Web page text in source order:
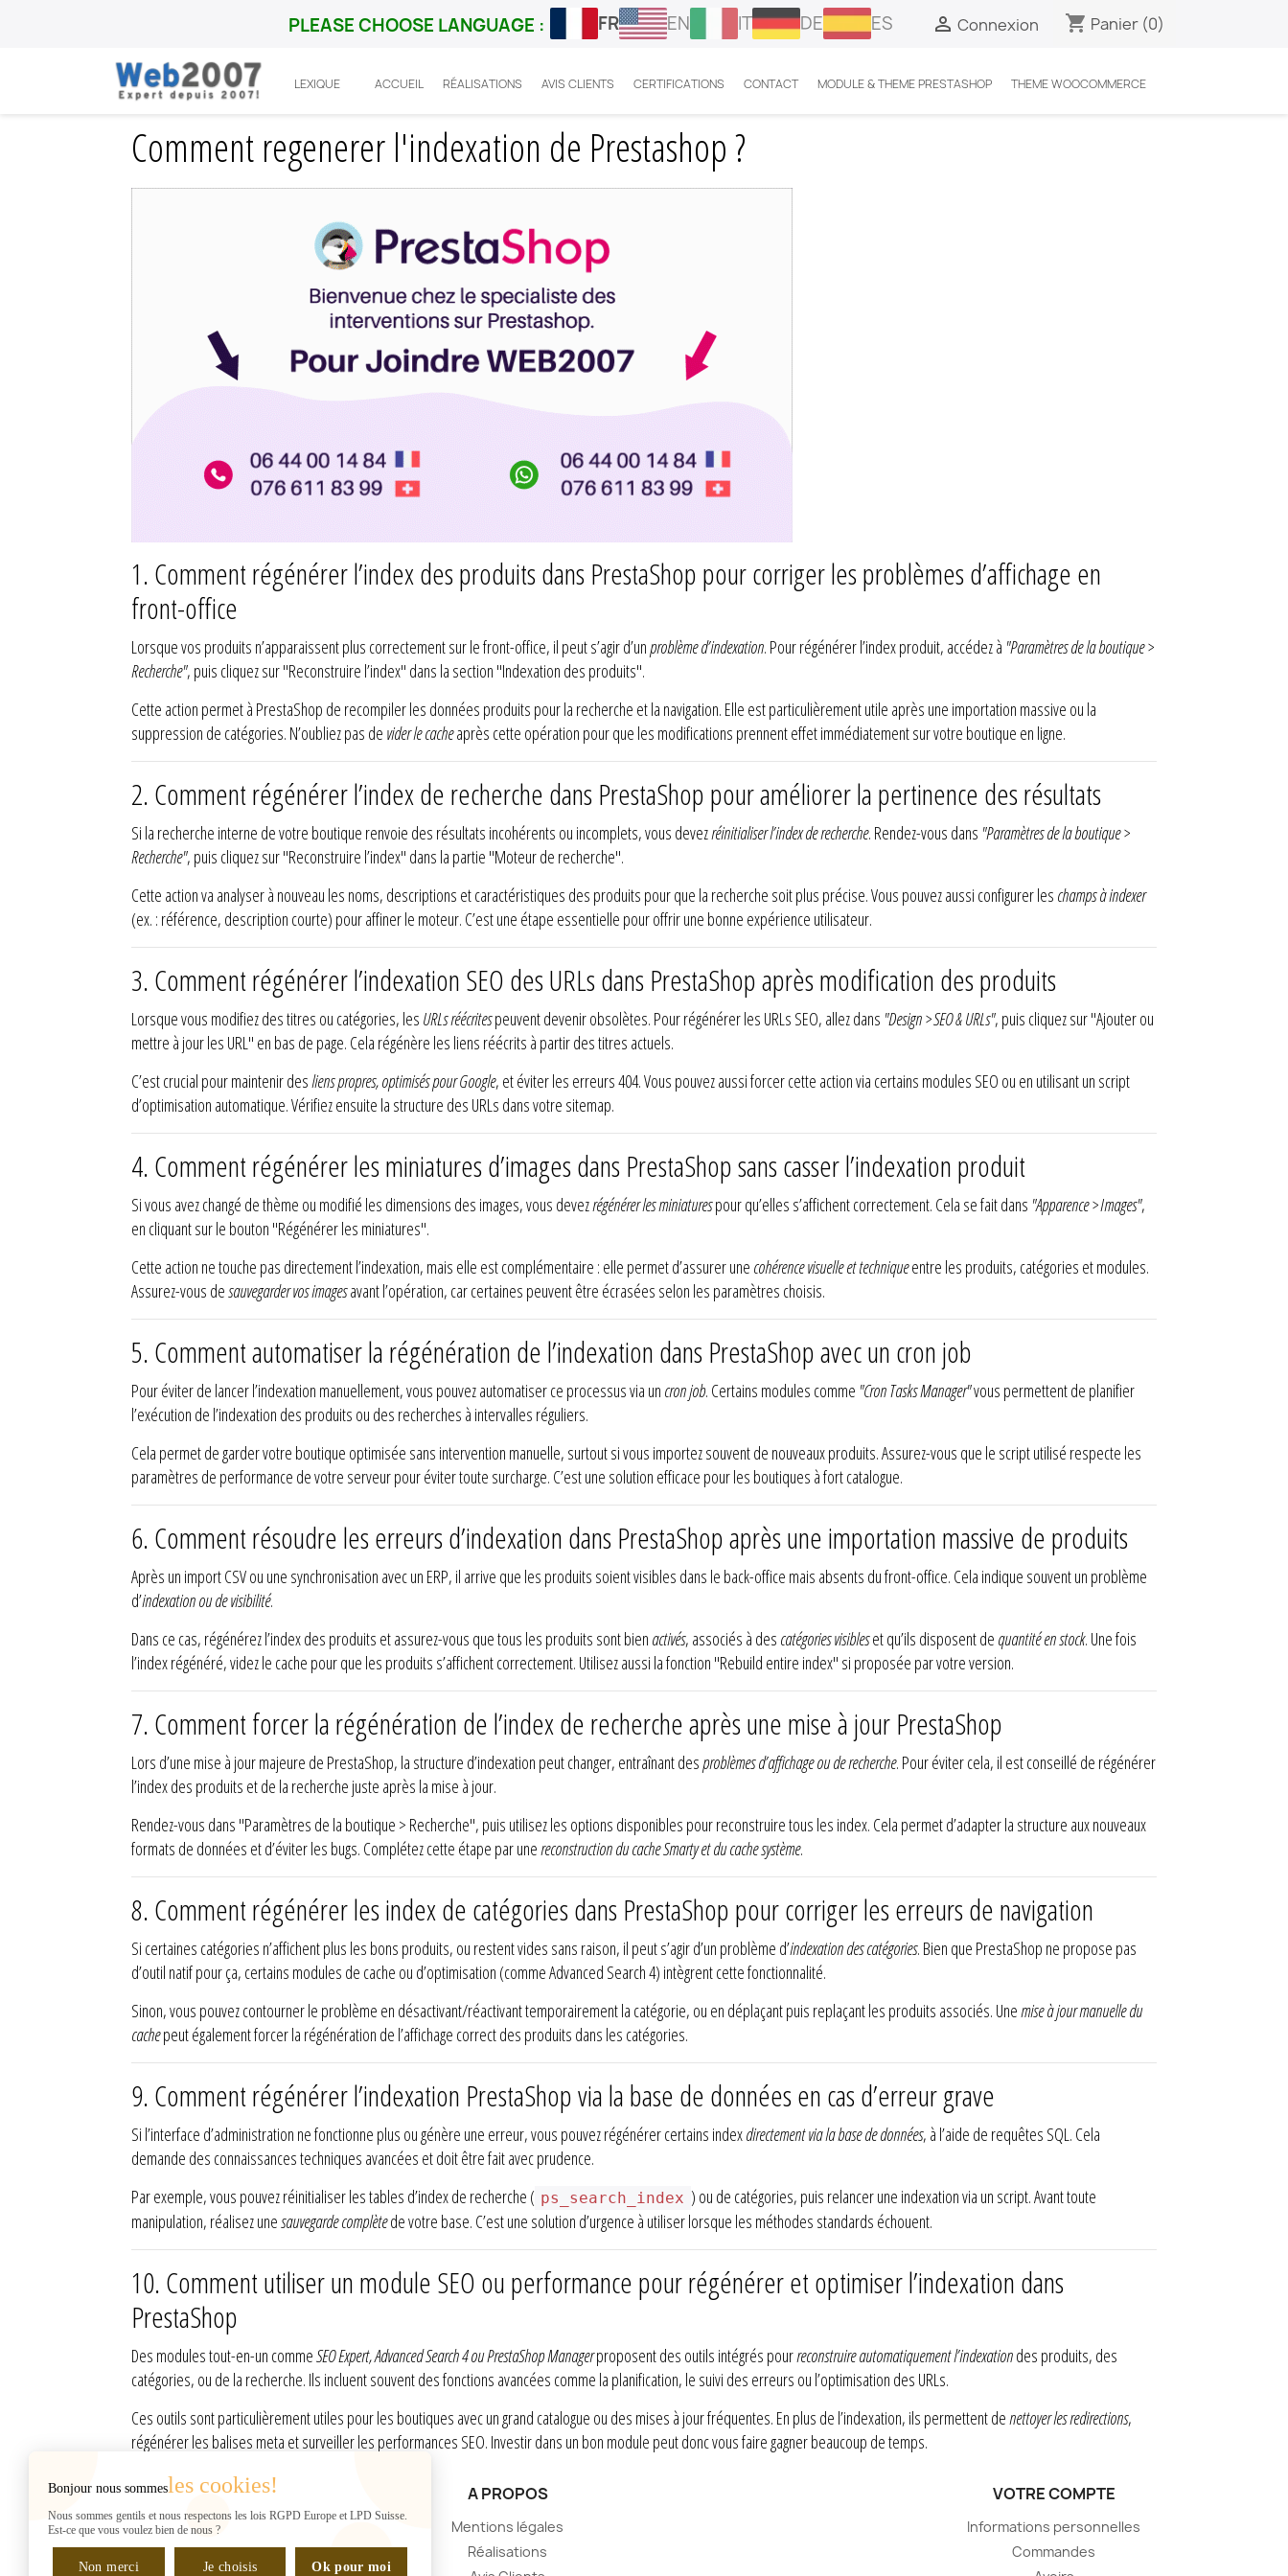
PLEASE CHOOSE LANGUAGE : FR EN IT DE ES  Connexion shopping_cart Panier (0)
LEXIQUE ACCUEIL RÉALISATIONS AVIS CLIENTS CERTIFICATIONS CONTACT MODULE & THEME PRESTASHOP THEME WOOCOMMERCE
Accueil Prestashop
Comment regenerer l'indexation de Prestashop ?
1.Comment régénérer l’index des produits dans PrestaShop pour corriger les problèmes d’affichage en
front-office
Lorsque vos produits n’apparaissent plus correctement sur le front-office, il peut s’agir d’unproblème d’indexation. Pour régénérer l’index produit, accédez à "Paramètres de la boutique >
Recherche", puis cliquez sur "Reconstruire l’index" dans la section "Indexation des produits".
Cette action permet à PrestaShop de recompiler les données produits pour la recherche et la navigation. Elle est particulièrement utile après une importation massive ou la
suppression de catégories. N’oubliez pas de vider le cacheaprès cette opération pour que les modifications prennent effet immédiatement sur votre boutique en ligne.
2.Comment régénérer l’index de recherche dans PrestaShop pour améliorer la pertinence des résultats
Si la recherche interne de votre boutique renvoie des résultats incohérents ou incomplets, vous devezréinitialiser l’index de recherche. Rendez-vous dans "Paramètres de la boutique >
Recherche", puis cliquez sur "Reconstruire l’index" dans la partie "Moteur de recherche".
Cette action va analyser à nouveau les noms, descriptions et caractéristiques des produits pour que la recherche soit plus précise. Vous pouvez aussi configurer les champs à indexer
(ex. : référence, description courte) pour affiner le moteur. C’est une étape essentielle pour offrir une bonne expérience utilisateur.
3.Comment régénérer l’indexation SEO des URLs dans PrestaShop après modification des produits
Lorsque vous modifiez des titres ou catégories, les URLs réécritespeuvent devenir obsolètes. Pour régénérer les URLs SEO, allez dans "Design > SEO & URLs", puis cliquez sur "Ajouter ou
mettre à jour les URL" en bas de page. Cela régénère les liens réécrits à partir des titres actuels.
C’est crucial pour maintenir desliens propres, optimisés pour Google, et éviter les erreurs 404. Vous pouvez aussi forcer cette action via certains modules SEO ou en utilisant un script
d’optimisation automatique. Vérifiez ensuite la structure des URLs dans votre sitemap.
4.Comment régénérer les miniatures d’images dans PrestaShop sans casser l’indexation produit
Si vous avez changé de thème ou modifié les dimensions des images, vous devezrégénérer les miniaturespour qu’elles s’affichent correctement. Cela se fait dans "Apparence > Images",
en cliquant sur le bouton "Régénérer les miniatures".
Cette action ne touche pas directement l’indexation, mais elle est complémentaire : elle permet d’assurer une cohérence visuelle et techniqueentre les produits, catégories et modules.
Assurez-vous desauvegarder vos imagesavant l’opération, car certaines peuvent être écrasées selon les paramètres choisis.
5.Comment automatiser la régénération de l’indexation dans PrestaShop avec un cron job
Pour éviter de lancer l’indexation manuellement, vous pouvez automatiser ce processus via un cron job. Certains modules comme "Cron Tasks Manager"vous permettent de planifier
l’exécution de l’indexation des produits ou des recherches à intervalles réguliers.
Cela permet de garder votre boutique optimisée sans intervention manuelle, surtout si vous importez souvent de nouveaux produits. Assurez-vous que le script utilisé respecte les
paramètres de performance de votre serveur pour éviter toute surcharge. C’est une solution efficace pour les boutiques à fort catalogue.
6.Comment résoudre les erreurs d’indexation dans PrestaShop après une importation massive de produits
Après un import CSV ou une synchronisation avec un ERP, il arrive que les produits soient visibles dans le back-office mais absents du front-office. Cela indique souvent un problème
d’indexation ou de visibilité.
Dans ce cas, régénérez l’index des produits et assurez-vous que tous les produits sont bien activés, associés à des catégories visibleset qu’ils disposent de quantité en stock. Une fois
l’index régénéré, videz le cache pour que les produits s’affichent correctement. Utilisez aussi la fonction "Rebuild entire index" si proposée par votre version.
7.Comment forcer la régénération de l’index de recherche après une mise à jour PrestaShop
Lors d’une mise à jour majeure de PrestaShop, la structure d’indexation peut changer, entraînant desproblèmes d’affichage ou de recherche. Pour éviter cela, il est conseillé de régénérer
l’index des produits et de la recherche juste après la mise à jour.
Rendez-vous dans "Paramètres de la boutique > Recherche", puis utilisez les options disponibles pour reconstruire tous les index. Cela permet d’adapter la structure aux nouveaux
formats de données et d’éviter les bugs. Complétez cette étape par unereconstruction du cache Smarty et du cache système.
8.Comment régénérer les index de catégories dans PrestaShop pour corriger les erreurs de navigation
Si certaines catégories n’affichent plus les bons produits, ou restent vides sans raison, il peut s’agir d’un problème d’indexation des catégories. Bien que PrestaShop ne propose pas
d’outil natif pour ça, certains modules de cache ou d’optimisation (comme Advanced Search 4) intègrent cette fonctionnalité.
Sinon, vous pouvez contourner le problème en désactivant/réactivant temporairement la catégorie, ou en déplaçant puis replaçant les produits associés. Unemise à jour manuelle du
cachepeut également forcer la régénération de l’affichage correct des produits dans les catégories.
9.Comment régénérer l’indexation PrestaShop via la base de données en cas d’erreur grave
Si l’interface d’administration ne fonctionne plus ou génère une erreur, vous pouvez régénérer certains indexdirectement via la base de données, à l’aide de requêtes SQL. Cela
demande des connaissances techniques avancées et doit être fait avec prudence.
Par exemple, vous pouvez réinitialiser les tables d’index de recherche ( ps_search_index ) ou de catégories, puis relancer une indexation via un script. Avant toute
manipulation, réalisez unesauvegarde complètede votre base. C’est une solution d’urgence à utiliser lorsque les méthodes standards échouent.
10.Comment utiliser un module SEO ou performance pour régénérer et optimiser l’indexation dans
PrestaShop
Des modules tout-en-un commeSEO Expert, Advanced Search 4 ou PrestaShop Managerproposent des outils intégrés pourreconstruire automatiquement l’indexationdes produits, des
catégories, ou de la recherche. Ils incluent souvent des fonctions avancées comme la planification, le suivi des erreurs ou l’optimisation des URLs.
Ces outils sont particulièrement utiles pour les boutiques avec un grand catalogue ou des mises à jour fréquentes. En plus de l’indexation, ils permettent denettoyer les redirections,
régénérer les balises meta et surveiller les performances SEO. Investir dans un bon module peut donc vous faire gagner beaucoup de temps.
INFORMATIONS
Web2007
Rue de Chantepoulet 10
(sur RDV UNIQUEMENT)
1201 Genève
A PROPOS
Mentions légales
Réalisations
VOTRE COMPTE
Informations personnelles
Commandes
Bonjour nous sommesles cookies!
Nous sommes gentils et nous respectons les lois RGPD Europe et LPD Suisse.
Est-ce que vous voulez bien de nous ?
Non merci Je choisis Ok pour moi